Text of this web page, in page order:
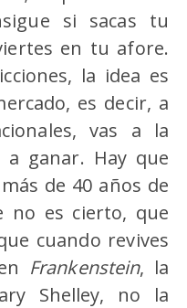
si sacas tu
en tu afore.
la idea es
es decir, a
vas a la
ganar. Hay que
de 40 años de
no es cierto, que
cuando revives
Frankenstein, la
Shelley, no la